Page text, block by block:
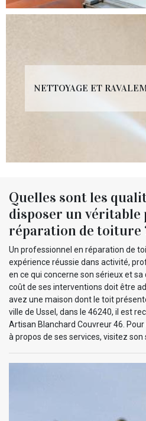
NETTOYAGE ET
Quelles sont les
disposer un véritable
réparation de toiture
Un professionnel en réparation de
expérience réussie dans activité,
en ce qui concerne son sérieux et
coût de ses interventions doit être
avez une maison dont le toit
ville de Ussel, dans le 46240, il est
Artisan Blanchard Couvreur 46.
à propos de ses services, visitez son